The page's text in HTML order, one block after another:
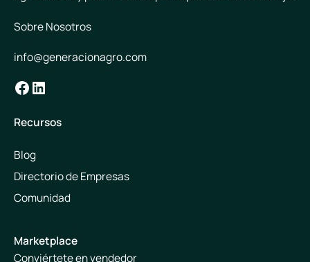
Sobre Nosotros
info@generacionagro.com
Facebook
LinkedIn
Recursos
Blog
Directorio de Empresas
Comunidad
Marketplace
Conviértete en vendedor